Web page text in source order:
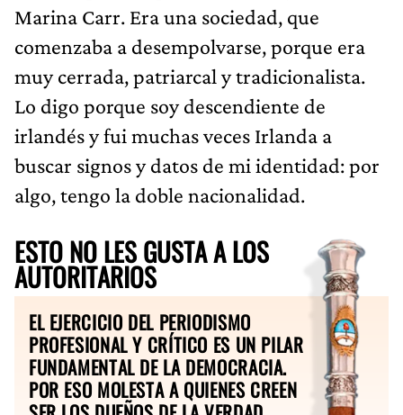
Marina Carr. Era una sociedad, que
comenzaba a desempolvarse, porque era
muy cerrada, patriarcal y tradicionalista.
Lo digo porque soy descendiente de
irlandés y fui muchas veces Irlanda a
buscar signos y datos de mi identidad: por
algo, tengo la doble nacionalidad.
ESTO NO LES GUSTA A LOS
AUTORITARIOS
EL EJERCICIO DEL PERIODISMO
PROFESIONAL Y CRÍTICO ES UN PILAR
FUNDAMENTAL DE LA DEMOCRACIA.
POR ESO MOLESTA A QUIENES CREEN